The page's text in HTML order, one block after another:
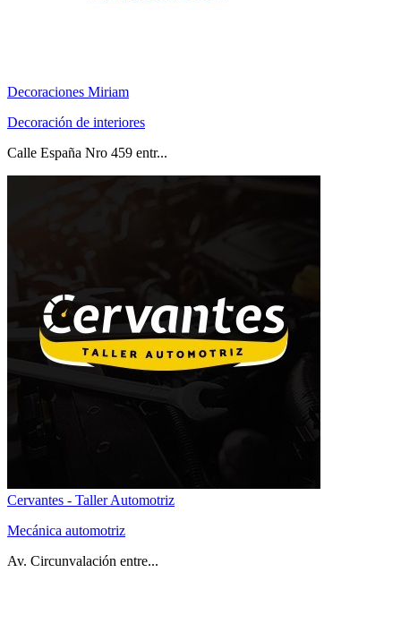
Decoraciones Miriam
Decoración de interiores
Calle España Nro 459 entr...
Cervantes - Taller Automotriz
Mecánica automotriz
Av. Circunvalación entre...